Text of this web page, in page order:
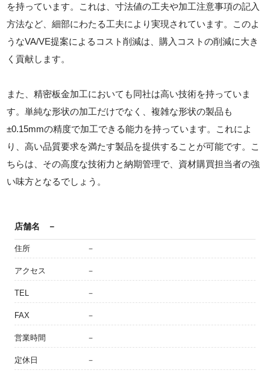
を持っています。これは、寸法値の工夫や加工注意事項の記入
方法など、細部にわたる工夫により実現されています。このよ
うなVA/VE提案によるコスト削減は、購入コストの削減に大き
く貢献します。
また、精密板金加工においても同社は高い技術を持っていま
す。単純な形状の加工だけでなく、複雑な形状の製品も
±0.15mmの精度で加工できる能力を持っています。これによ
り、高い品質要求を満たす製品を提供することが可能です。こ
ちらは、その高度な技術力と納期管理で、資材購買担当者の強
い味方となるでしょう。
店舗名 －
住所 －
アクセス －
TEL －
FAX －
営業時間 －
定休日 －